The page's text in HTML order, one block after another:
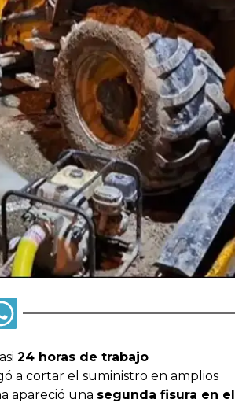
24 horas de trabajo
a cortar el suministro en amplios
apareció una segunda fisura en el